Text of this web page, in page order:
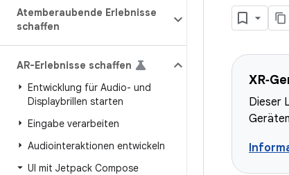
Atemberaubende Erlebnisse
schaffen
AR-Erlebnisse schaffen
Entwicklung für Audio- und
Displaybrillen starten
Eingabe verarbeiten
Audiointeraktionen entwickeln
UI mit Jetpack Compose
Dieser